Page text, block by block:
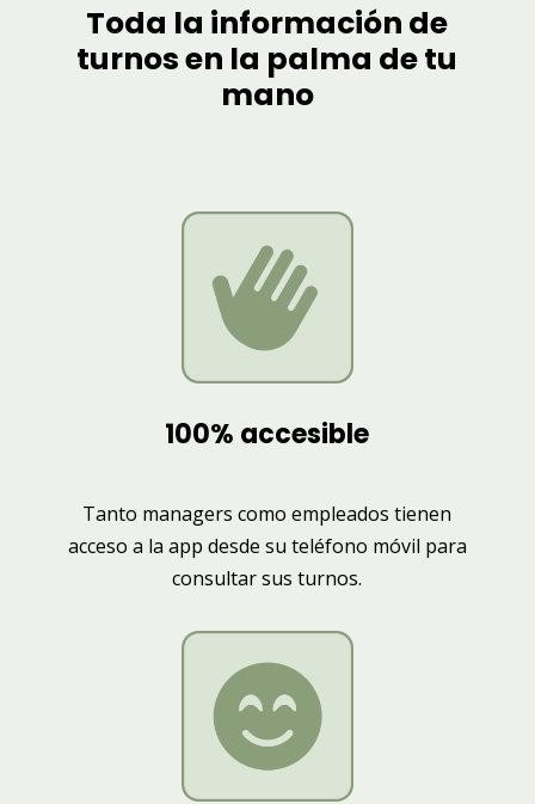
Toda la información de
turnos en la palma de tu
mano
100% accesible
Tanto managers como empleados tienen
acceso a la app desde su teléfono móvil para
consultar sus turnos.